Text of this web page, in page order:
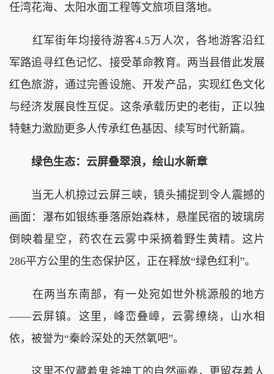
任湾花海、太阳水面工程等文旅项目落地。
红军街年均接待游客4.5万人次，各地游客沿红
军路追寻红色记忆、接受革命教育。两当县借此发展
红色旅游，通过完善设施、开发产品，实现红色文化
与经济发展良性互促。这条承载历史的老街，正以独
特魅力激励更多人传承红色基因、续写时代新篇。
绿色生态：云屏叠翠浪，绘山水新章
当无人机掠过云屏三峡，镜头捕捉到令人震撼的
画面：瀑布如银练垂落原始森林，悬崖民宿的玻璃房
倒映着星空，药农在云雾中采摘着野生黄精。这片
286平方公里的生态保护区，正在释放“绿色红利”。
在两当东南部，有一处宛如世外桃源般的地方
——云屏镇。这里，峰峦叠嶂，云雾缭绕，山水相
依，被誉为“秦岭深处的天然氧吧”。
这里不仅藏着鬼斧神工的自然画卷，更留存着人